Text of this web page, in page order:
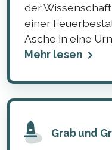
der
einer
Asche in eine
Mehr lesen
Grab und